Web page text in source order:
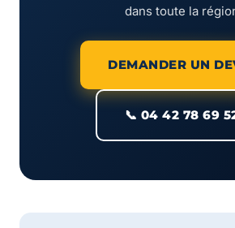
dans toute la
DEMANDER UN
📞 04 42 78 69